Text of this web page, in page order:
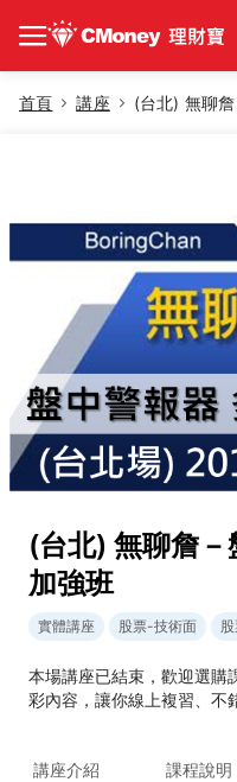
首頁 講座
(台北) 無聊詹
加強班
實體講座 股票-技術面
本場講座已結束，歡迎選購
彩內容，讓你線上複習、不
講座介紹 課程說明